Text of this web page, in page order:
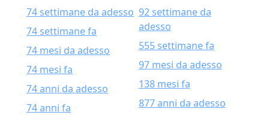
74 settimane da adesso
74 settimane fa
74 mesi da adesso
74 mesi fa
74 anni da adesso
74 anni fa
92 settimane da
adesso
555 settimane fa
97 mesi da adesso
138 mesi fa
877 anni da adesso